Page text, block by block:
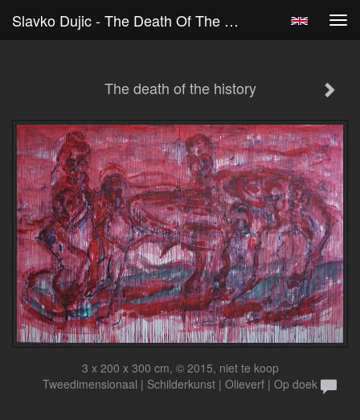
Slavko Dujic - The Death Of The History
The death of the history
3 x 200 x 300 cm, © 2015, niet te koop
Tweedimensionaal | Schilderkunst | Olieverf | Op doek